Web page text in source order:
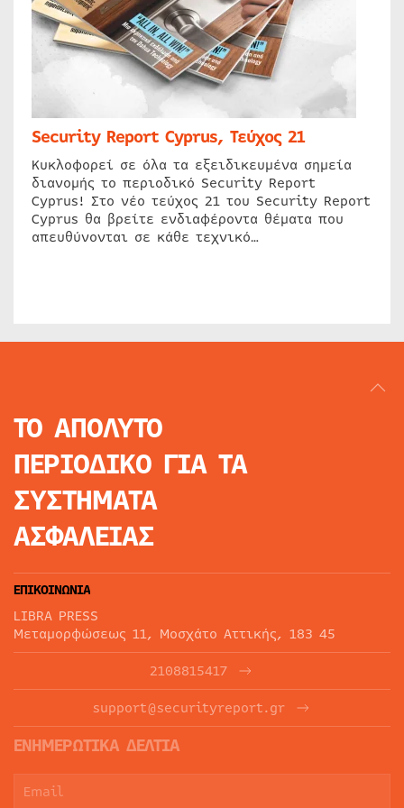
Security Report Cyprus, Τεύχος 21
Κυκλοφορεί σε όλα τα εξειδικευμένα σημεία
διανομής το περιοδικό Security Report
Cyprus! Στο νέο τεύχος 21 του Security Report
Cyprus θα βρείτε ενδιαφέροντα θέματα που
απευθύνονται σε κάθε τεχνικό…
ΤΟ ΑΠΟΛΥΤΟ
ΠΕΡΙΟΔΙΚΟ ΓΙΑ ΤΑ
ΣΥΣΤΗΜΑΤΑ
ΑΣΦΑΛΕΙΑΣ
ΕΠΙΚΟΙΝΩΝΙΑ
LIBRA PRESS
Μεταμορφώσεως 11, Μοσχάτο Αττικής, 183 45
2108815417
support@securityreport.gr
ΕΝΗΜΕΡΩΤΙΚΑ ΔΕΛΤΙΑ